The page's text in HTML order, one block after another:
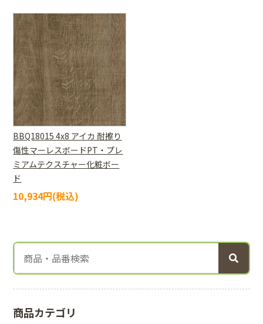
BBQ18015 4x8 アイカ 耐擦り
傷性マーレスボードPT・プレ
ミアムテクスチャー化粧ボー
ド
10,934円(税込)
商品カテゴリ